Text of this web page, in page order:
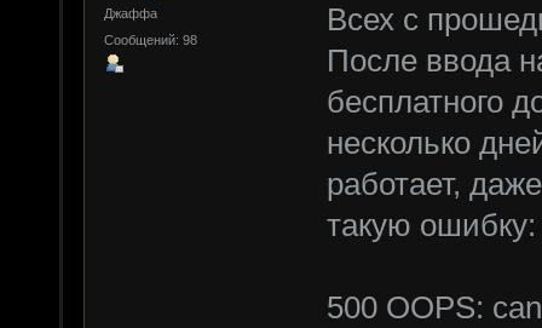
Джаффа
Сообщений: 98
Всех с
После ввода
бесплатного
несколько
работает,
такую ошибку:
500 OOPS: